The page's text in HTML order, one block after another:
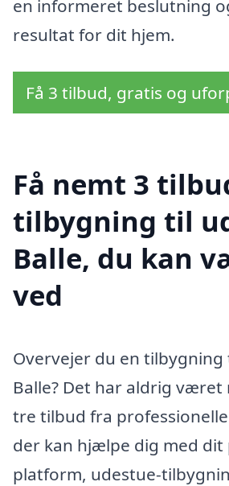
en informeret beslutning
resultat for dit hjem.
Få 3 tilbud, gratis og
Få nemt 3
tilbygning til
Balle, du kan
ved
Overvejer du en tilbygning
Balle? Det har aldrig været
tre tilbud fra
der kan hjælpe dig med dit
platform, udestue-